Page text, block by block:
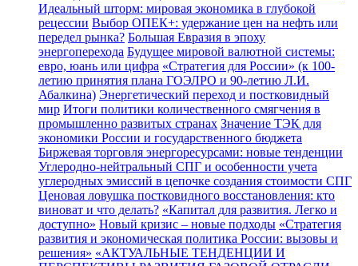
Идеальный шторм: мировая экономика в глубокой
рецессии Выбор ОПЕК+: удержание цен на нефть или
передел рынка? Большая Евразия в эпоху
энергоперехода Будущее мировой валютной системы:
евро, юань или цифра «Стратегия для России» (к 100-
летию принятия плана ГОЭЛРО и 90-летию Л.И.
Абалкина) Энергетический переход и постковидный
мир Итоги политики количественного смягчения в
промышленно развитых странах Значение ТЭК для
экономики России и государственного бюджета
Биржевая торговля энергоресурсами: новые тенденции
Углеродно-нейтральный СПГ и особенности учета
углеродных эмиссий в цепочке создания стоимости СПГ
Ценовая ловушка постковидного восстановления: кто
виноват и что делать? «Капитал для развития. Легко и
доступно» Новый кризис – новые подходы «Стратегия
развития и экономическая политика России: вызовы и
решения» «АКТУАЛЬНЫЕ ТЕНДЕНЦИИ И